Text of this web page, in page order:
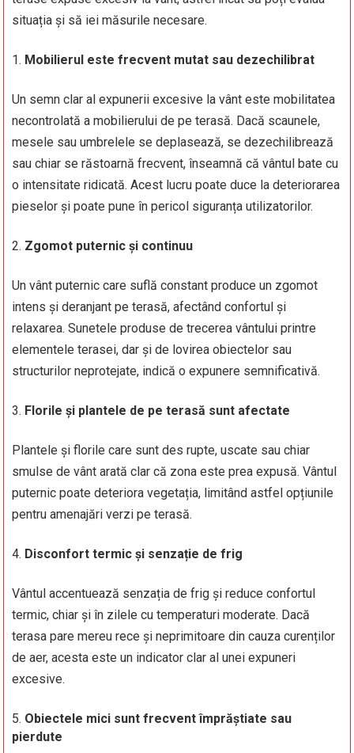
situația și să iei măsurile necesare.
Mobilierul este frecvent mutat sau dezechilibrat
Un semn clar al expunerii excesive la vânt este mobilitatea
necontrolată a mobilierului de pe terasă. Dacă scaunele,
mesele sau umbrelele se deplasează, se dezechilibrează
sau chiar se răstoarnă frecvent, înseamnă că vântul bate cu
o intensitate ridicată. Acest lucru poate duce la deteriorarea
pieselor și poate pune în pericol siguranța utilizatorilor.
Zgomot puternic și continuu
Un vânt puternic care suflă constant produce un zgomot
intens și deranjant pe terasă, afectând confortul și
relaxarea. Sunetele produse de trecerea vântului printre
elementele terasei, dar și de lovirea obiectelor sau
structurilor neprotejate, indică o expunere semnificativă.
Florile și plantele de pe terasă sunt afectate
Plantele și florile care sunt des rupte, uscate sau chiar
smulse de vânt arată clar că zona este prea expusă. Vântul
puternic poate deteriora vegetația, limitând astfel opțiunile
pentru amenajări verzi pe terasă.
Disconfort termic și senzație de frig
Vântul accentuează senzația de frig și reduce confortul
termic, chiar și în zilele cu temperaturi moderate. Dacă
terasa pare mereu rece și neprimitoare din cauza curenților
de aer, acesta este un indicator clar al unei expuneri
excesive.
Obiectele mici sunt frecvent împrăștiate sau
pierdute